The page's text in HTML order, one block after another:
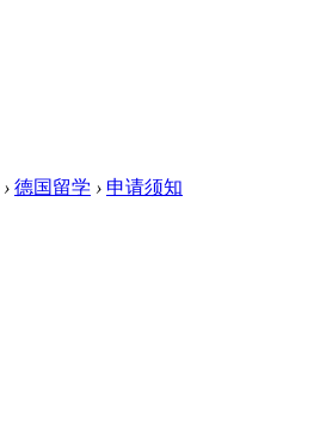
› 德国留学 › 申请须知